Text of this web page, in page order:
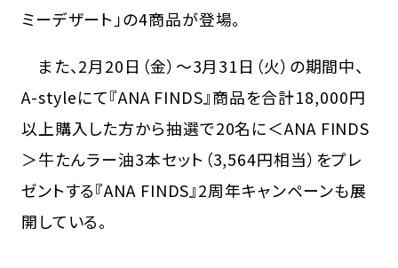
ミーデザート」の4商品が登場。
また、2月20日（金）～3月31日（火）の期間中、
A-styleにて『ANA FINDS』商品を合計18,000円
以上購入した方から抽選で20名に＜ANA FINDS
＞牛たんラー油3本セット（3,564円相当）をプレ
ゼントする『ANA FINDS』2周年キャンペーンも展
開している。